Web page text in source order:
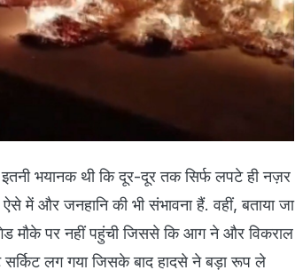
भयानक थी कि दूर-दूर तक सिर्फ लपटे ही नज़र
में और जनहानि की भी संभावना हैं. वहीं, बताया जा
मौके पर नहीं पहुंची जिससे कि आग ने और विकराल
लग गया जिसके बाद हादसे ने बड़ा रूप ले